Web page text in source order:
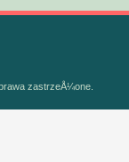
zastrzeÅ¼one.